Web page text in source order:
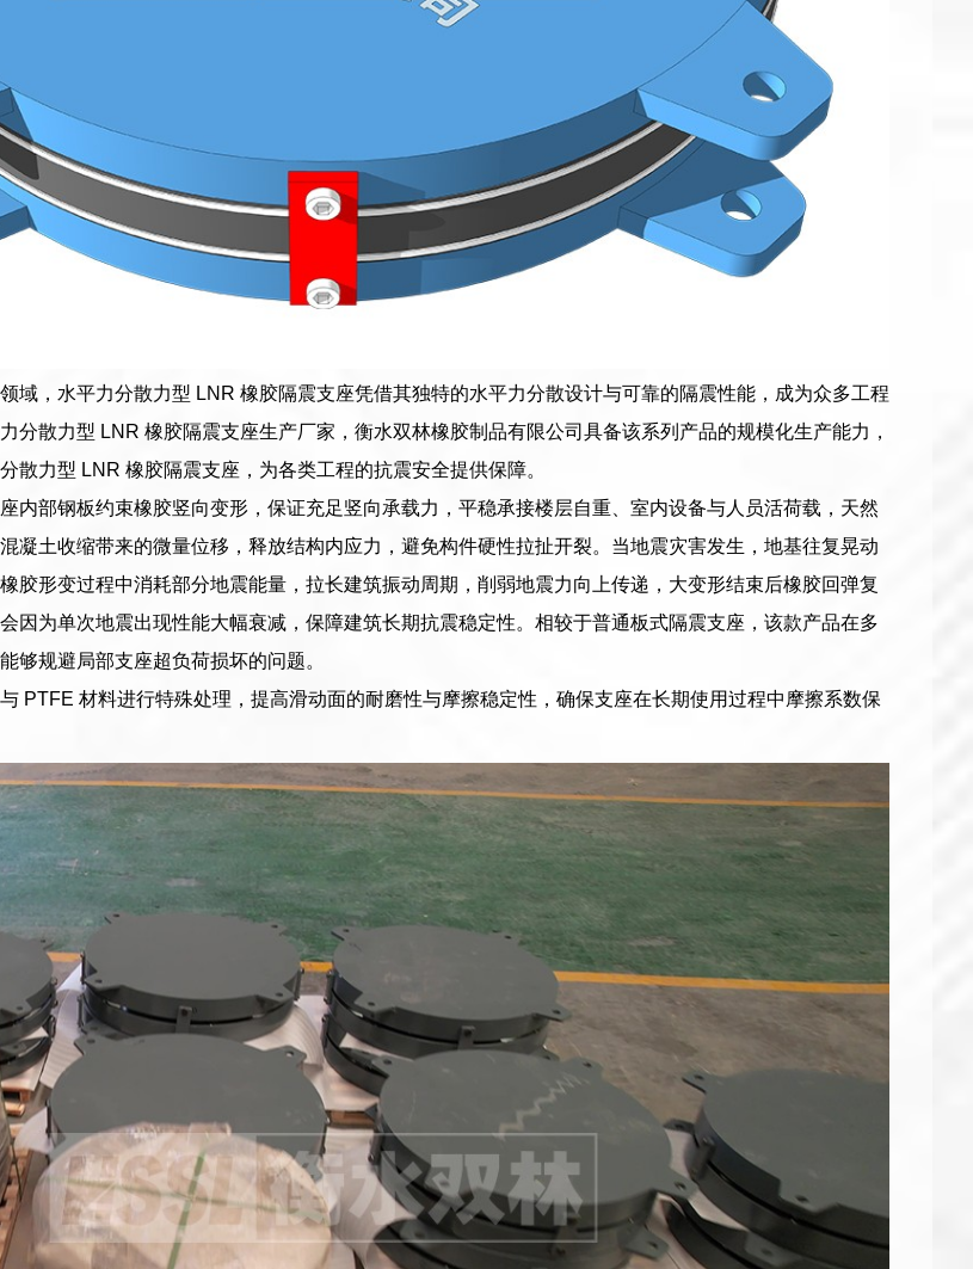
域，水平力分散力型 LNR 橡胶隔震支座凭借其独特的水平力分散设计与可靠的隔震性能，成为众多工程
分散力型 LNR 橡胶隔震支座生产厂家，衡水双林橡胶制品有限公司具备该系列产品的规模化生产能力，
散力型 LNR 橡胶隔震支座，为各类工程的抗震安全提供保障。
内部钢板约束橡胶竖向变形，保证充足竖向承载力，平稳承接楼层自重、室内设备与人员活荷载，天然
凝土收缩带来的微量位移，释放结构内应力，避免构件硬性拉扯开裂。当地震灾害发生，地基往复晃动
胶形变过程中消耗部分地震能量，拉长建筑振动周期，削弱地震力向上传递，大变形结束后橡胶回弹复
因为单次地震出现性能大幅衰减，保障建筑长期抗震稳定性。相较于普通板式隔震支座，该款产品在多
够规避局部支座超负荷损坏的问题。
PTFE 材料进行特殊处理，提高滑动面的耐磨性与摩擦稳定性，确保支座在长期使用过程中摩擦系数保